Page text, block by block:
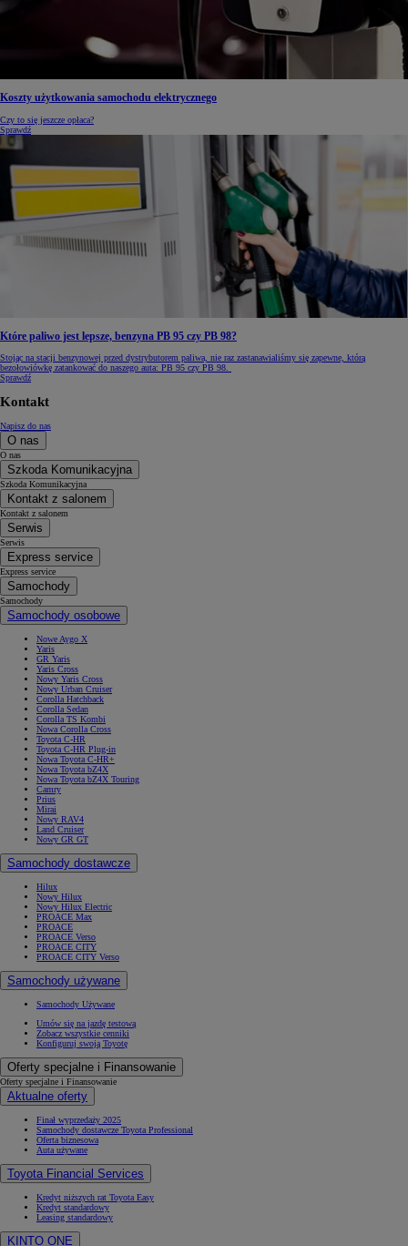
Koszty użytkowania samochodu elektrycznego
Czy to się jeszcze opłaca?
Sprawdź
Które paliwo jest lepsze, benzyna PB 95 czy PB 98?
Stojąc na stacji benzynowej przed dystrybutorem paliwa, nie raz zastanawialiśmy się zapewne, którą
bezołowiówkę zatankować do naszego auta: PB 95 czy PB 98.
Sprawdź
Kontakt
Napisz do nas
O nas
O nas
Szkoda Komunikacyjna
Szkoda Komunikacyjna
Kontakt z salonem
Kontakt z salonem
Serwis
Serwis
Express service
Express service
Samochody
Samochody
Samochody osobowe
Nowe Aygo X
Yaris
GR Yaris
Yaris Cross
Nowy Yaris Cross
Nowy Urban Cruiser
Corolla Hatchback
Corolla Sedan
Corolla TS Kombi
Nowa Corolla Cross
Toyota C-HR
Toyota C-HR Plug-in
Nowa Toyota C-HR+
Nowa Toyota bZ4X
Nowa Toyota bZ4X Touring
Camry
Prius
Mirai
Nowy RAV4
Land Cruiser
Nowy GR GT
Samochody dostawcze
Hilux
Nowy Hilux
Nowy Hilux Electric
PROACE Max
PROACE
PROACE Verso
PROACE CITY
PROACE CITY Verso
Samochody używane
Samochody Używane
Umów się na jazdę testową
Zobacz wszystkie cenniki
Konfiguruj swoją Toyotę
Oferty specjalne i Finansowanie
Oferty specjalne i Finansowanie
Aktualne oferty
Finał wyprzedaży 2025
Samochody dostawcze Toyota Professional
Oferta biznesowa
Auta używane
Toyota Financial Services
Kredyt niższych rat Toyota Easy
Kredyt standardowy
Leasing standardowy
KINTO ONE